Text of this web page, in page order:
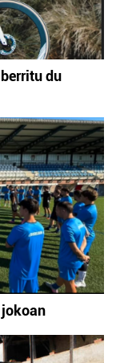
eta edukia
biltzeko eta
eta zertarako
dira. Ikusi gure
helburutarako
nola egin
moduari
lehentasunak
ken dezakezu
cookie-
eta
du